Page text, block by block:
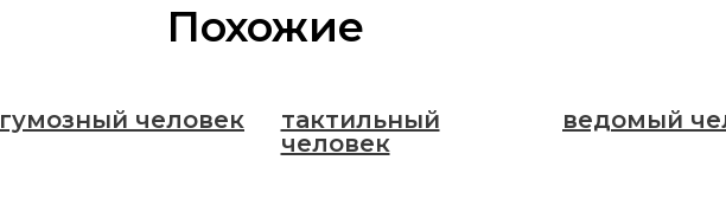
Похожие
гумозный человек
тактильный
человек
ведомый